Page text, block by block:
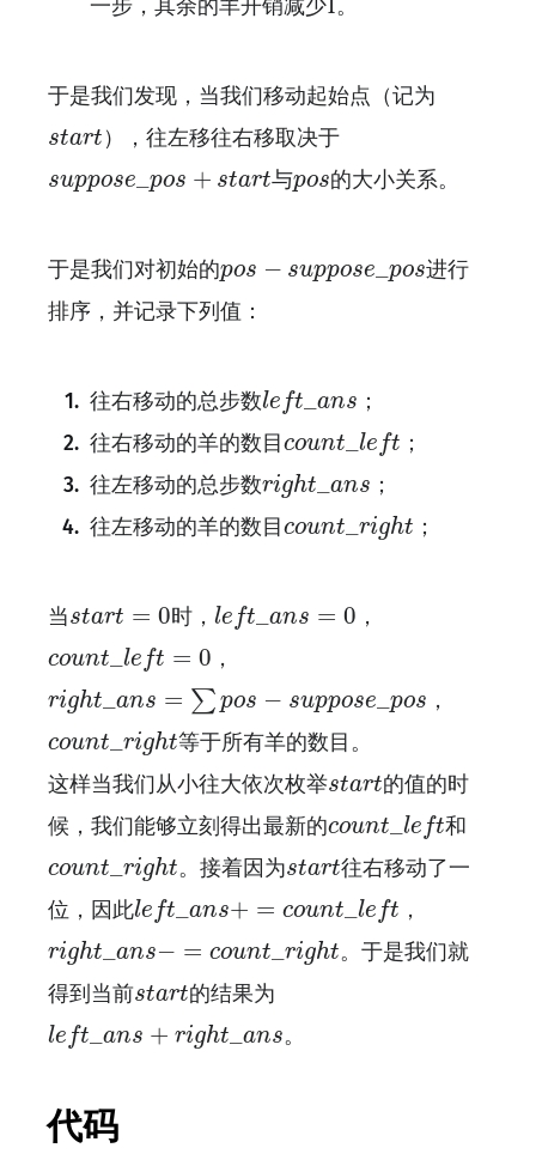
一步，其余的羊开销减少1。
于是我们发现，当我们移动起始点（记为
start
start），往左移往右移取决于
suppose pos + start
suppos e_p o +start
与pos
pos的大小关系。
于是我们对初始的pos − suppose _pos
pos − suppose _pos
进行
排序，并记录下列值：
往右移动的总步数le ft _ans
lef _ans ；
往右移动的羊的数目count le ft
coun _lef；
往左移动的总步数right _ans
right _an s；
往左移动的羊的数目count right
coun _righ；
当start = 0
start =0 时， le ft ans = 0
lef _ans 0 ，
count le ft = 0
coun _lef 0 ，
right _ans = ∑ pos − suppose pos
righ _a n ∑pos− uppose_ pos ，
count right
coun _right
等于所有羊的数目。
这样当我们从小往大依次枚举start
start的值的时
候，我们能够立刻得出最新的count le ft
coun _lef
和
count right
coun _righ t
。接着因为start
start往右移动了一
位，因此le ft _ans+ = count le ft
lef _ans + ount_ lef ，
right _ans− = count right
right _an count _righ。于是我们就
得到当前start
start的结果为
le ft _ans + right ans
lef _ans + right_ ans。
代码